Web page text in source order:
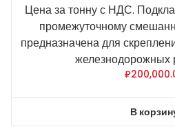
Цена за тонну с НДС.
промежуточному
предназначена для
железнодорожных
₽
В